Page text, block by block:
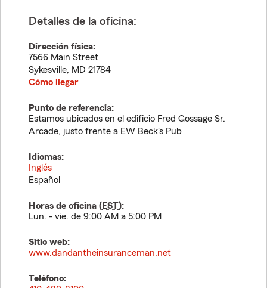
Detalles de la oficina:
Dirección física:
7566 Main Street
Sykesville, MD 21784
Cómo llegar
Punto de referencia:
Estamos ubicados en el edificio Fred Gossage Sr.
Arcade, justo frente a EW Beck's Pub
Idiomas:
Inglés
Español
Horas de oficina (EST):
Lun. - vie. de 9:00 AM a 5:00 PM
Sitio web:
www.dandantheinsuranceman.net
Teléfono: